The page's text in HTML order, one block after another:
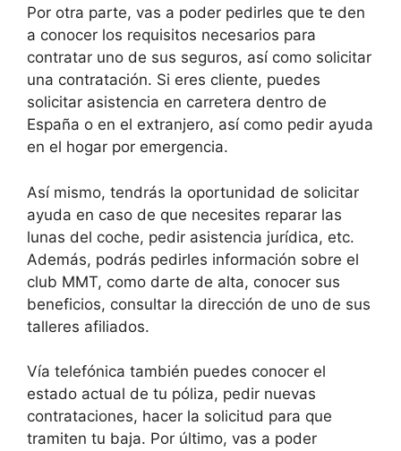
Por otra parte, vas a poder pedirles que te den
a conocer los requisitos necesarios para
contratar uno de sus seguros, así como solicitar
una contratación. Si eres cliente, puedes
solicitar asistencia en carretera dentro de
España o en el extranjero, así como pedir ayuda
en el hogar por emergencia.
Así mismo, tendrás la oportunidad de solicitar
ayuda en caso de que necesites reparar las
lunas del coche, pedir asistencia jurídica, etc.
Además, podrás pedirles información sobre el
club MMT, como darte de alta, conocer sus
beneficios, consultar la dirección de uno de sus
talleres afiliados.
Vía telefónica también puedes conocer el
estado actual de tu póliza, pedir nuevas
contrataciones, hacer la solicitud para que
tramiten tu baja. Por último, vas a poder